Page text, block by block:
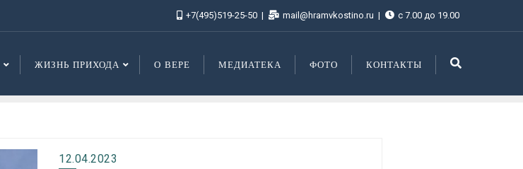
+7(495)519-25-50 mail@hramvkostino.ru с 7.00 до 19.00
ЖИЗНЬ ПРИХОДА О ВЕРЕ МЕДИАТЕКА ФОТО КОНТАКТЫ
12.04.2023